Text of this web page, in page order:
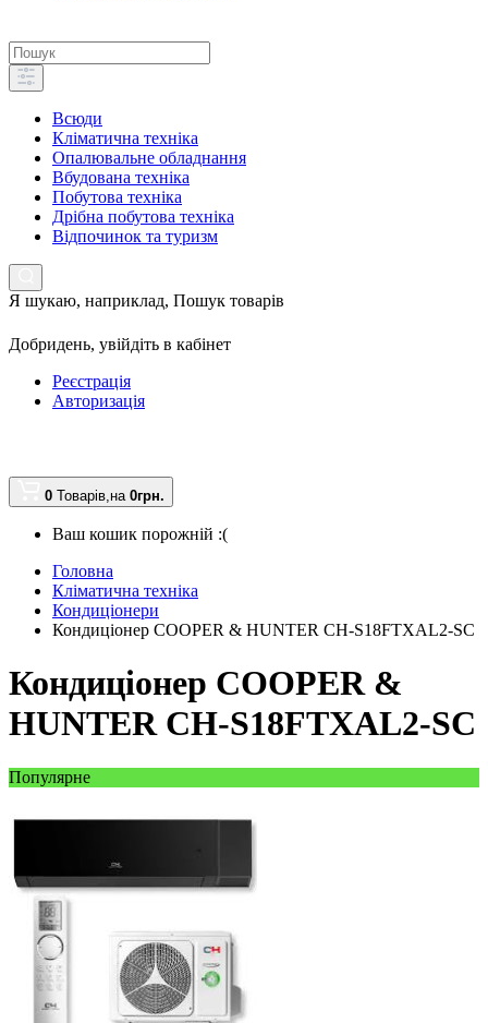
Всюди
Кліматична техніка
Опалювальне обладнання
Вбудована техніка
Побутова техніка
Дрібна побутова техніка
Відпочинок та туризм
Я шукаю, наприклад, Пошук товарів
Добридень, увійдіть в кабінет
Реєстрація
Авторизація
0 Товарів,на 0грн.
Ваш кошик порожній :(
Головна
Кліматична техніка
Кондиціонери
Кондиціонер COOPER & HUNTER CH-S18FTXAL2-SC
Кондиціонер COOPER &
HUNTER CH-S18FTXAL2-SC
Популярне